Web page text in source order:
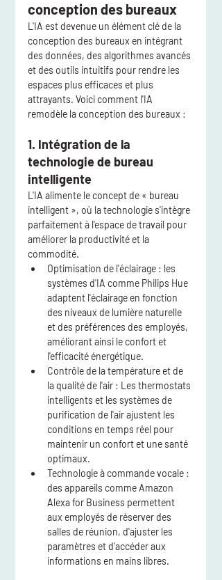
conception des bureaux
L'IA est devenue un élément clé de la
conception des bureaux en intégrant
des données, des algorithmes avancés
et des outils intuitifs pour rendre les
espaces plus efficaces et plus
attrayants. Voici comment l'IA
remodèle la conception des bureaux :
1. Intégration de la
technologie de bureau
intelligente
L'IA alimente le concept de « bureau
intelligent », où la technologie s'intègre
parfaitement à l'espace de travail pour
améliorer la productivité et la
commodité.
Optimisation de l'éclairage : les
systèmes d'IA comme Philips Hue
adaptent l'éclairage en fonction
des niveaux de lumière naturelle
et des préférences des employés,
améliorant ainsi le confort et
l'efficacité énergétique.
Contrôle de la température et de
la qualité de l'air : Les thermostats
intelligents et les systèmes de
purification de l'air ajustent les
conditions en temps réel pour
maintenir un confort et une santé
optimaux.
Technologie à commande vocale :
des appareils comme Amazon
Alexa for Business permettent
aux employés de réserver des
salles de réunion, d'ajuster les
paramètres et d'accéder aux
informations en mains libres.